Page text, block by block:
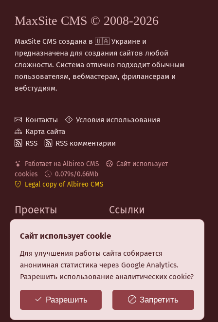
MaxSite CMS © 2008-2026
MaxSite CMS создана в 🇺🇦 Украине и
предназначена для создания сайтов любой
сложности. Система отлично подходит обычным
пользователям, вебмастерам, фрилансерам и
вебстудиям.
Контакты
Условия использования
Карта сайта
RSS
RSS комментарии
Работает на Albireo CMS
Сайт использует
cookies
0.079s/0.66Mb
Legal copy of Albireo CMS
Проекты
Albireo CMS
Berry CSS (CSS Utilities)
Premium шаблон MF
Заказать создание
Бесплатные НТML-
курсы
Ссылки
Сайт использует cookie
Для улучшения работы сайта собирается
анонимная статистика через Google Analytics.
Разрешить использование аналитических cookie?
Разрешить Запретить